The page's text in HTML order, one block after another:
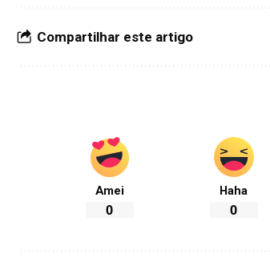
Compartilhar este artigo
Amei
0
Haha
0